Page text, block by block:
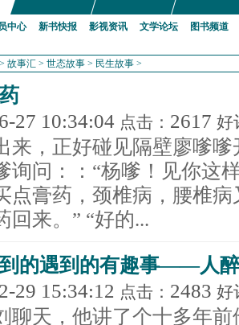
中心 新书快报 影视资讯 文学论坛 图书频道
> 故事汇 > 世态故事 > 民生故事 >
27 10:34:04 点击： 2617 好
来，正好碰见隔壁廖嗲
询问：：“杨嗲！见你这
点膏药，颈椎病，腰椎病
回来。” “好的...
的遇到的有趣事——人
29 15:34:12 点击： 2483 好
聊天，他讲了个十多年